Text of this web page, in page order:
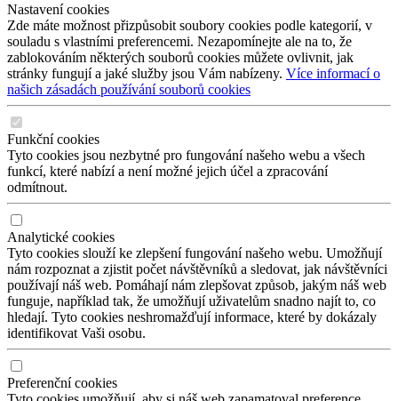
Nastavení cookies
Zde máte možnost přizpůsobit soubory cookies podle kategorií, v
souladu s vlastními preferencemi. Nezapomínejte ale na to, že
zablokováním některých souborů cookies můžete ovlivnit, jak
stránky fungují a jaké služby jsou Vám nabízeny. Více informací o
našich zásadách používání souborů cookies
Funkční cookies
Tyto cookies jsou nezbytné pro fungování našeho webu a všech
funkcí, které nabízí a není možné jejich účel a zpracování
odmítnout.
Analytické cookies
Tyto cookies slouží ke zlepšení fungování našeho webu. Umožňují
nám rozpoznat a zjistit počet návštěvníků a sledovat, jak návštěvníci
používají náš web. Pomáhají nám zlepšovat způsob, jakým náš web
funguje, například tak, že umožňují uživatelům snadno najít to, co
hledají. Tyto cookies neshromažďují informace, které by dokázaly
identifikovat Vaši osobu.
Preferenční cookies